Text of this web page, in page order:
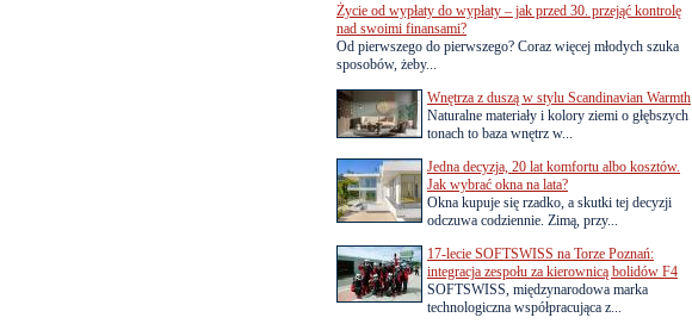
Życie od wypłaty do wypłaty – jak przed 30. przejąć kontrolę
nad swoimi finansami?
Od pierwszego do pierwszego? Coraz więcej młodych szuka
sposobów, żeby...
Wnętrza z duszą w stylu Scandinavian Warmth
Naturalne materiały i kolory ziemi o głębszych
tonach to baza wnętrz w...
Jedna decyzja, 20 lat komfortu albo kosztów.
Jak wybrać okna na lata?
Okna kupuje się rzadko, a skutki tej decyzji
odczuwa codziennie. Zimą, przy...
17-lecie SOFTSWISS na Torze Poznań:
integracja zespołu za kierownicą bolidów F4
SOFTSWISS, międzynarodowa marka
technologiczna współpracująca z...